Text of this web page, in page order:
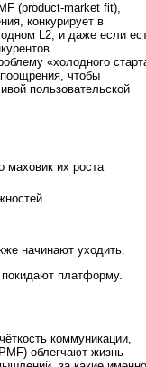
(product-market fit),
конкурирует в
L2, и даже если
«холодного
чтобы
пользовательской
маховик их роста
начинают уходить.
платформу.
коммуникации,
облегчают жизнь